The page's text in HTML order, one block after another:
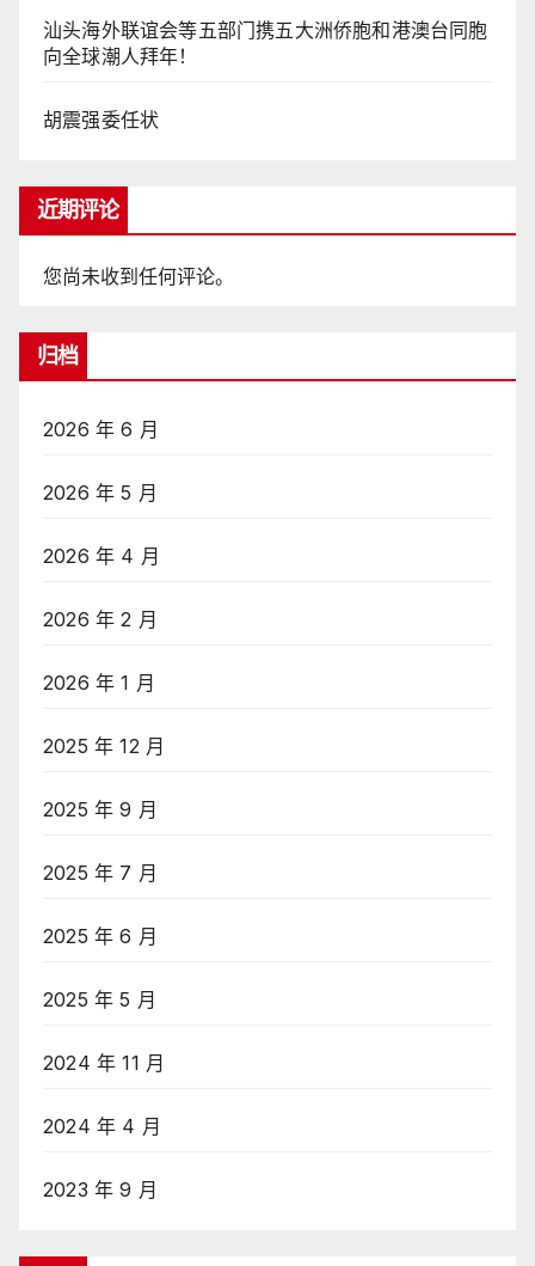
汕头海外联谊会等五部门携五大洲侨胞和港澳台同胞
向全球潮人拜年！
胡震强委任状
近期评论
您尚未收到任何评论。
归档
2026 年 6 月
2026 年 5 月
2026 年 4 月
2026 年 2 月
2026 年 1 月
2025 年 12 月
2025 年 9 月
2025 年 7 月
2025 年 6 月
2025 年 5 月
2024 年 11 月
2024 年 4 月
2023 年 9 月